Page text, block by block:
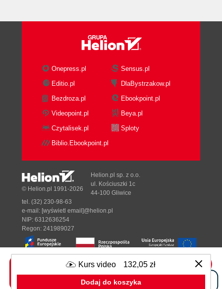
Kurs video 132,05 zł
Dodaj do koszyka
Onepress.pl
Sensus.pl
Editio.pl
DlaBystrzakow.pl
Bezdroza.pl
Ebookpoint.pl
Videopoint.pl
Beya.pl
Czytalisek.pl
Sploty
Biblio.Ebookpoint.pl
Designed with ♥ byTonik.pl
© Helion.pl 1991-2026
Helion.pl sp. z o.o.
ul. Kościuszki 1c
44-100 Gliwice
tel. (32) 230-98-63
e-mail: [wyświetl email]@helion.pl
NIP: 6312636254
Regon: 241989027